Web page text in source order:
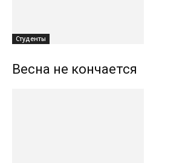
Студенты
Весна не кончается